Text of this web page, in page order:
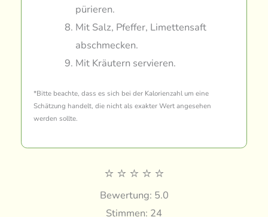
pürieren.
Mit Salz, Pfeffer, Limettensaft
abschmecken.
Mit Kräutern servieren.
*Bitte beachte, dass es sich bei der Kalorienzahl um eine
Schätzung handelt, die nicht als exakter Wert angesehen
werden sollte.
⭐ ⭐ ⭐ ⭐ ⭐
Bewertung: 5.0
Stimmen: 24